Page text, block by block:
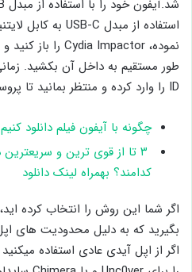
ID را وارد کرده و منتظر بمانید تا پروسه کامل شود.
چگونه با آیفون فیلم دانلود کنیم؟ (۳ روش بسیار ساده
۳ تا از قوی ترین و
کدامند؟ بهمراه لینک دانلود
اگر شما این روش را انتخاب کرده
بگیرید که به دلیل محدودیت های